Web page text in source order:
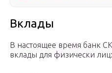
Вклады
В настоящее время банк
вклады для физически лиц: